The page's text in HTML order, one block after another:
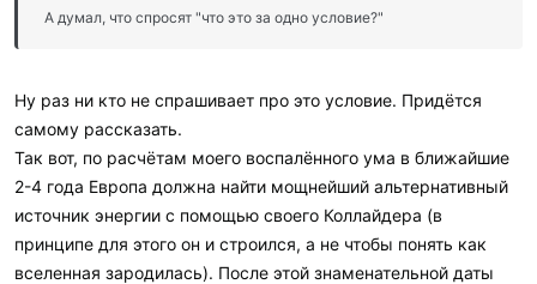
и
А думал, что спросят "что это за одно условие?"
Ну раз ни кто не спрашивает про это условие. Придётся
самому рассказать.
Так вот, по расчётам моего воспалённого ума в ближайшие
2-4 года Европа должна найти мощнейший альтернативный
источник энергии с помощью своего Коллайдера (в
принципе для этого он и строился, а не чтобы понять как
вселенная зародилась). После этой знаменательной даты